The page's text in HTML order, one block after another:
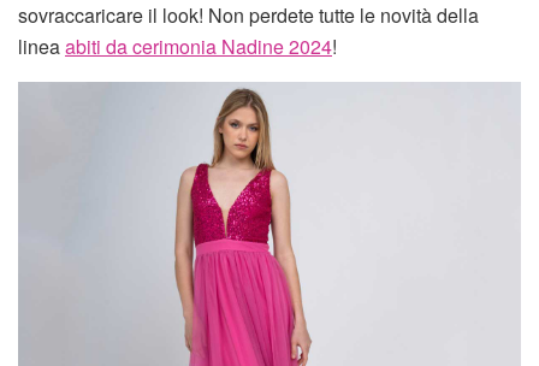
sovraccaricare il look! Non perdete tutte le novità della
lineaabiti da cerimonia Nadine 2024!